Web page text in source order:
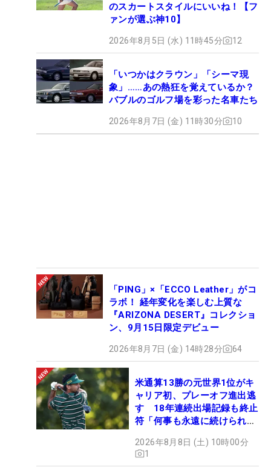
のスカートスタイルにいいね！【フ
ァンが選ぶ神10】
2026年8月5日 (水) 11時45分 12
「いつかはクラウン」「シーマ現
象」……あの熱狂を覚えているか？
バブルのゴルフ場を彩った名車たち
2026年8月7日 (金) 11時30分 10
「PING」×「ECCO Leather」がコ
ラボ！ 経年変化を楽しむ上質な
『ARIZONA DESERT』コレクショ
ン、9月15日限定デビュー
2026年8月7日 (金) 14時28分 64
米通算13勝の元世界1位がキ
ャリア初、プレーオフ進出逃
す 18年連続出場記録も終止
符「何事も永遠に続けられな
2026年8月8日 (土) 10時00分
1